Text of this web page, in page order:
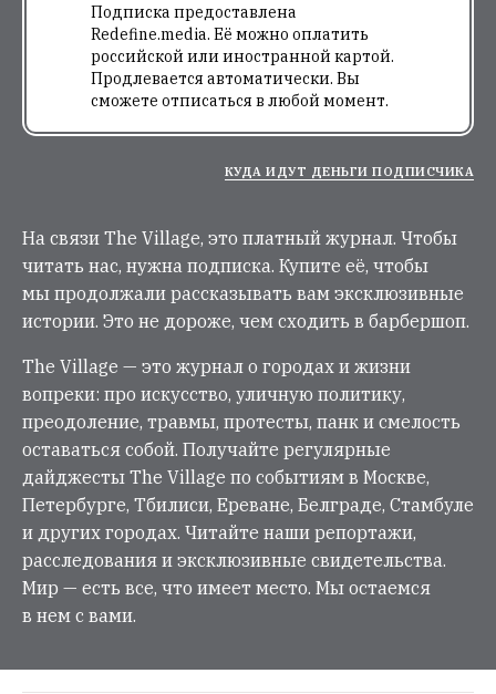
Подписка предоставлена
Redefine.media. Её можно оплатить
российской или иностранной картой.
Продлевается автоматически. Вы
сможете отписаться в любой момент.
КУДА ИДУТ ДЕНЬГИ ПОДПИСЧИКА
На связи The Village, это платный журнал. Чтобы
читать нас, нужна подписка. Купите её, чтобы
мы продолжали рассказывать вам эксклюзивные
истории. Это не дороже, чем сходить в барбершоп.
The Village — это журнал о городах и жизни
вопреки: про искусство, уличную политику,
преодоление, травмы, протесты, панк и смелость
оставаться собой. Получайте регулярные
дайджесты The Village по событиям в Москве,
Петербурге, Тбилиси, Ереване, Белграде, Стамбуле
и других городах. Читайте наши репортажи,
расследования и эксклюзивные свидетельства.
Мир — есть все, что имеет место. Мы остаемся
в нем с вами.